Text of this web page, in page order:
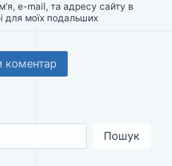
e-mail, та адресу сайту в
для моїх подальших
Пошук